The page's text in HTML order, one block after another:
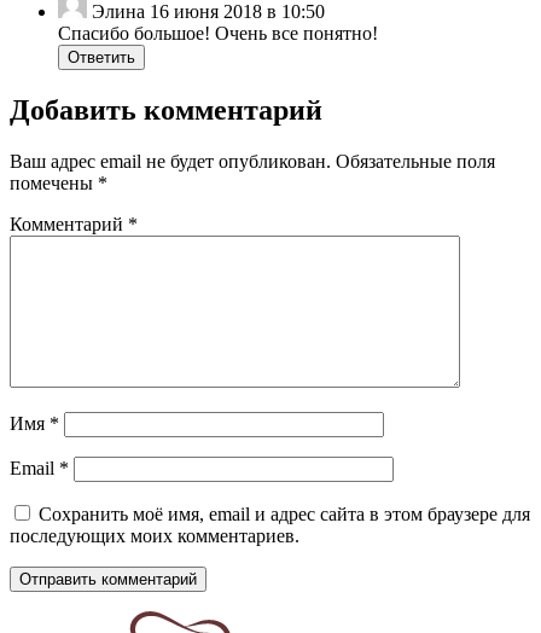
Элина 16 июня 2018 в 10:50
Спасибо большое! Очень все понятно!
Ответить
Добавить комментарий
Ваш адрес email не будет опубликован. Обязательные поля
помечены *
Комментарий *
Имя *
Email *
Сохранить моё имя, email и адрес сайта в этом браузере для
последующих моих комментариев.